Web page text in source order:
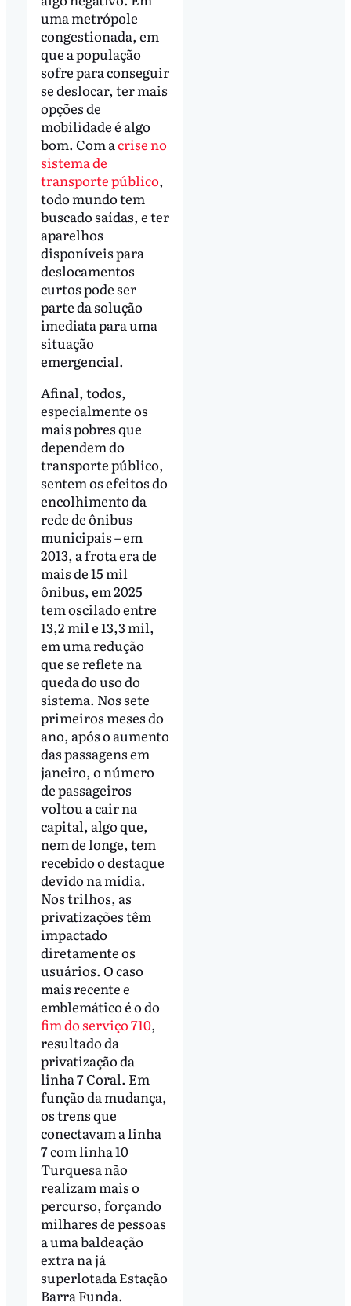
uma metrópole
congestionada, em
que a população
sofre para conseguir
se deslocar, ter mais
opções de
mobilidade é algo
bom. Com acrise no
sistema de
transporte público,
todo mundo tem
buscado saídas, e ter
aparelhos
disponíveis para
deslocamentos
curtos pode ser
parte da solução
imediata para uma
situação
emergencial.
Afinal, todos,
especialmente os
mais pobres que
dependem do
transporte público,
sentem os efeitos do
encolhimento da
rede de ônibus
municipais – em
2013, a frota era de
mais de 15 mil
ônibus, em 2025
tem oscilado entre
13,2 mil e 13,3 mil,
em uma redução
que se reflete na
queda do uso do
sistema. Nos sete
primeiros meses do
ano, após o aumento
das passagens em
janeiro, o número
de passageiros
voltou a cair na
capital, algo que,
nem de longe, tem
recebido o destaque
devido na mídia.
Nos trilhos, as
privatizações têm
impactado
diretamente os
usuários. O caso
mais recente e
emblemático é o do
fim do serviço 710,
resultado da
privatização da
linha 7 Coral. Em
função da mudança,
os trens que
conectavam a linha
7 com linha 10
Turquesa não
realizam mais o
percurso, forçando
milhares de pessoas
a uma baldeação
extra na já
superlotada Estação
Barra Funda.